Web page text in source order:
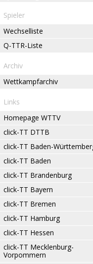
Spieler
Wechselliste
Q-TTR-Liste
Archiv
Wettkampfarchiv
Links
Homepage WTTV
click-TT DTTB
click-TT Baden-
click-TT Baden
click-TT Brandenburg
click-TT Bayern
click-TT Bremen
click-TT Hamburg
click-TT Hessen
click-TT Mecklenburg-
Vorpommern